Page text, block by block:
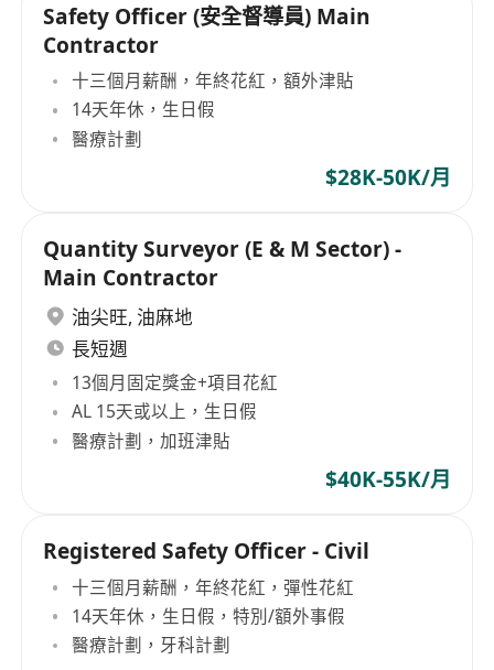
Safety Officer (安全督導員) Main
Contractor
十三個月薪酬，年終花紅，額外津貼
14天年休，生日假
醫療計劃
$28K-50K/月
Quantity Surveyor (E & M Sector) -
Main Contractor
油尖旺, 油麻地
長短週
13個月固定獎金+項目花紅
AL 15天或以上，生日假
醫療計劃，加班津貼
$40K-55K/月
Registered Safety Officer - Civil
十三個月薪酬，年終花紅，彈性花紅
14天年休，生日假，特別/額外事假
醫療計劃，牙科計劃